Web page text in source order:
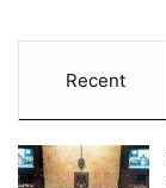
Recent